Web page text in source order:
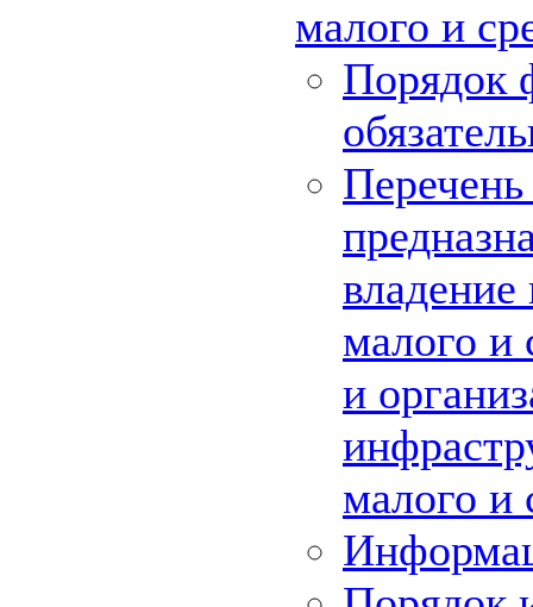
малого и
Порядок
владение
малого и
и
малого и